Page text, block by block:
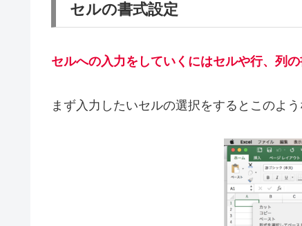
セルの書式設定
セルへの入力をしていくにはセルや行、列
まず入力したいセルの選択をするとこのよう